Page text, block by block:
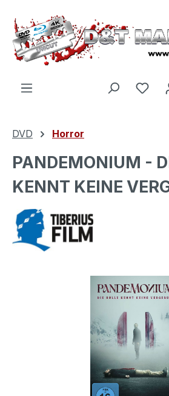
Zum Hauptinhalt springen
Du
DVD Horror
PANDEMONIUM -
KENNT KEINE
Bildergalerie überspringen